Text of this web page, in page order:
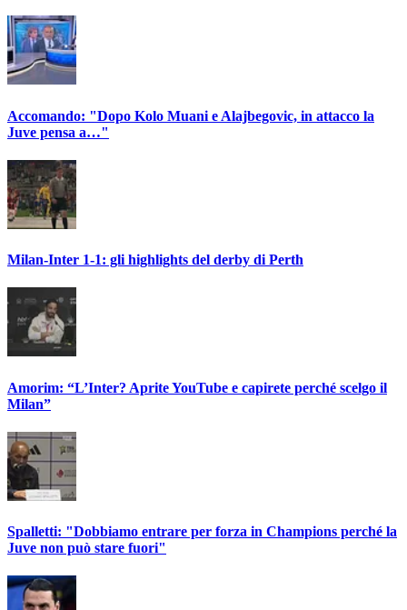
Accomando: "Dopo Kolo Muani e Alajbegovic, in attacco la
Juve pensa a…"
Milan-Inter 1-1: gli highlights del derby di Perth
Amorim: “L’Inter? Aprite YouTube e capirete perché scelgo il
Milan”
Spalletti: "Dobbiamo entrare per forza in Champions perché la
Juve non può stare fuori"